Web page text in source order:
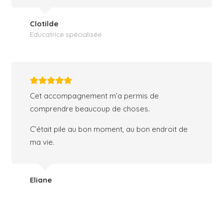
Clotilde
Educatrice spécialisée
Cet accompagnement m’a permis de
comprendre beaucoup de choses.
C’était pile au bon moment, au bon endroit de
ma vie.
Eliane